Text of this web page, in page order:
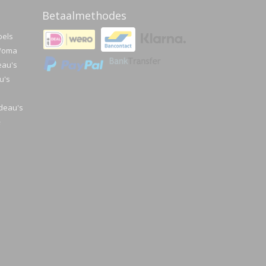
Betaalmethodes